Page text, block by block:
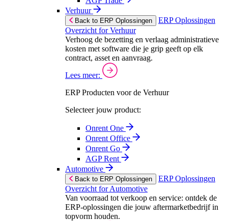
Verhuur
Back to ERP Oplossingen
ERP Oplossingen
Overzicht for Verhuur
Verhoog de bezetting en verlaag administratieve
kosten met software die je grip geeft op elk
contract, asset en aanvraag.
Lees meer:
ERP Producten voor de Verhuur
Selecteer jouw product:
Onrent One
Onrent Office
Onrent Go
AGP Rent
Automotive
Back to ERP Oplossingen
ERP Oplossingen
Overzicht for Automotive
Van voorraad tot verkoop en service: ontdek de
ERP-oplossingen die jouw aftermarketbedrijf in
topvorm houden.